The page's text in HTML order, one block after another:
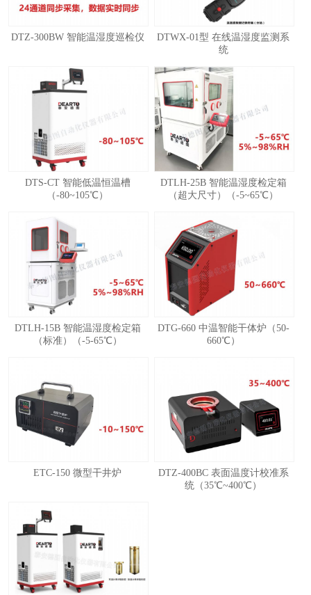
3 4
DTZ-300BW 智能温湿度巡检仪
DTWX-01型 在线温湿度监测系
统
DTS-CT 智能低温恒温槽
（-80~105℃）
DTLH-25B 智能温湿度检定箱
（超大尺寸）（-5~65℃）
DTLH-15B 智能温湿度检定箱
（标准）（-5-65℃）
DTG-660 中温智能干体炉（50-
660℃）
ETC-150 微型干井炉
DTZ-400BC 表面温度计校准系
统（35℃~400℃）